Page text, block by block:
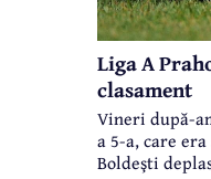
Liga A
clasament
Vineri după-
a 5-a, care
Boldeşti